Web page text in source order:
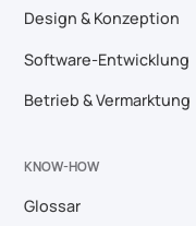
Design & Konzeption
Software-Entwicklung
Betrieb & Vermarktung
KNOW-HOW
Glossar